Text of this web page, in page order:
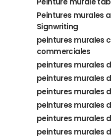
Peintures murales
Signwriting
peintures murales
commerciales
peintures murales
peintures murales
peintures murales
peintures murales
peintures murales
peintures murales